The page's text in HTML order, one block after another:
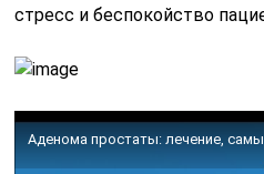
стресс и беспокойство